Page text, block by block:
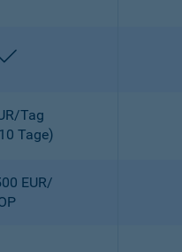
enthalten
Tag
Tage)
EUR/